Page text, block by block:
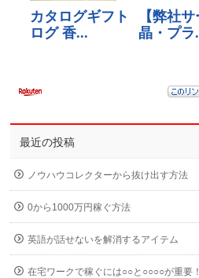
最近の投稿
ノウハウコレクターから抜け出す方法
0から1000万円稼ぐ方法
英語が話せないを解消するアイテム
在宅ワークで稼ぐには○○と○○○○が重要！